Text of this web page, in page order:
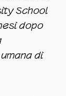
School
dopo
di